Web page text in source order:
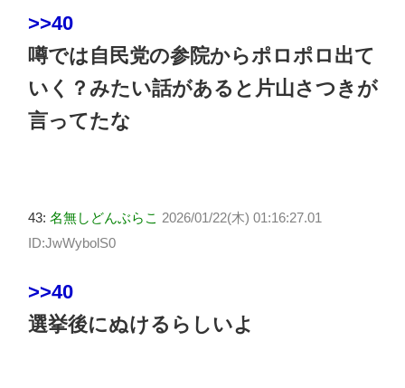
>>40
噂では自民党の参院からポロポロ出て
いく？みたい話があると片山さつきが
言ってたな
43: 名無しどんぶらこ 2026/01/22(木) 01:16:27.01
ID:JwWybolS0
>>40
選挙後にぬけるらしいよ